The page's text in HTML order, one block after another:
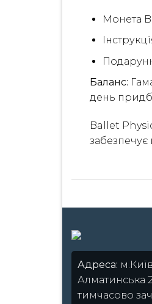
Монета
Баланс:
день
Ballet
забезпечує
Адреса:
Алматинська
тимчасово